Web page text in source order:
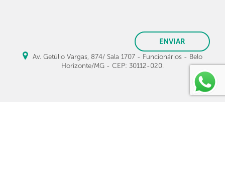
ENVIAR
Av. Getúlio Vargas, 874/ Sala 1707 - Funcionários - Belo
Horizonte/MG - CEP: 30112-020.